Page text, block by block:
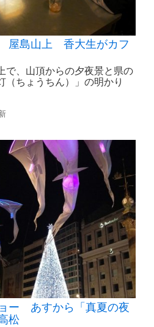
屋島山上 香大生がカフ
で、山頂からの夕夜景と県の
（ちょうちん）」の明かり
ー あすから「真夏の夜
松